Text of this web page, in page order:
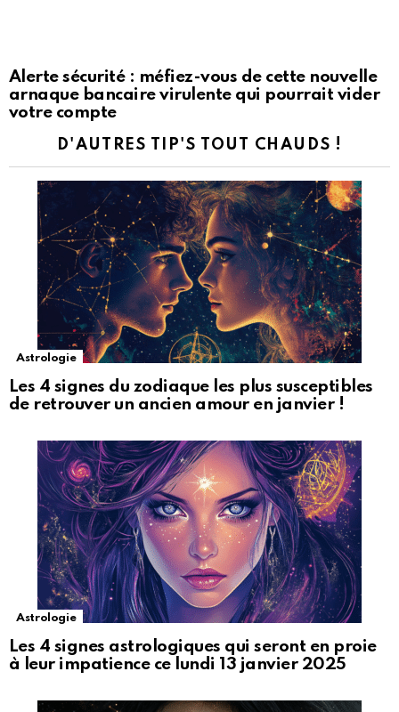
Alerte sécurité : méfiez-vous de cette nouvelle
arnaque bancaire virulente qui pourrait vider
votre compte
D'AUTRES TIP'S TOUT CHAUDS !
Astrologie
Les 4 signes du zodiaque les plus susceptibles
de retrouver un ancien amour en janvier !
Astrologie
Les 4 signes astrologiques qui seront en proie
à leur impatience ce lundi 13 janvier 2025